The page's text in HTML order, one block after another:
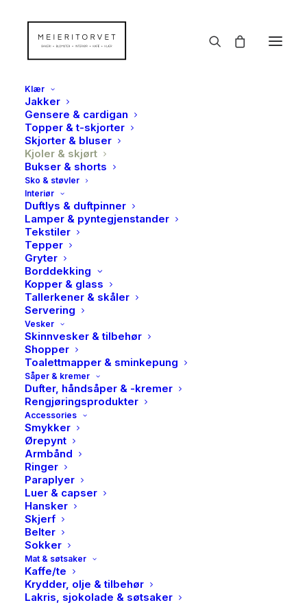
Klær
Jakker
Gensere & cardigan
Topper & t-skjorter
Skjorter & bluser
Kjoler & skjørt
Bukser & shorts
Sko & støvler
Interiør
Duftlys & duftpinner
Lamper & pyntegjenstander
Tekstiler
Tepper
Gryter
Borddekking
Kopper & glass
Tallerkener & skåler
Servering
Vesker
Skinnvesker & tilbehør
Shopper
Toalettmapper & sminkepung
Såper & kremer
Dufter, håndsåper & -kremer
Rengjøringsprodukter
Accessories
Smykker
Ørepynt
Armbånd
Ringer
Paraplyer
Luer & capser
Hansker
Skjerf
Belter
Sokker
Mat & søtsaker
Kaffe/te
Krydder, olje & tilbehør
Lakris, sjokolade & søtsaker
TILBUD!